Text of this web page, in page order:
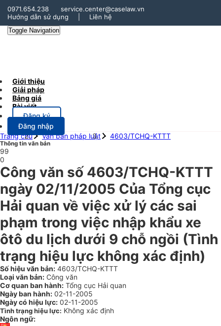
0971.654.238
service.center@caselaw.vn
Hướng dẫn sử dụng
Liên hệ
Toggle Navigation
Giới thiệu
Giải pháp
Bảng giá
Bài viết
Đăng ký
Đăng nhập
Trang chủ
Văn bản pháp luật 4603/TCHQ-KTTT
Thông tin văn bản
99
0
Công văn số 4603/TCHQ-KTTT
ngày 02/11/2005 Của Tổng cục
Hải quan về việc xử lý các sai
phạm trong việc nhập khẩu xe
ôtô du lịch dưới 9 chỗ ngồi (Tình
trạng hiệu lực không xác định)
Số hiệu văn bản: 4603/TCHQ-KTTT
Loại văn bản: Công văn
Cơ quan ban hành: Tổng cục Hải quan
Ngày ban hành: 02-11-2005
Ngày có hiệu lực: 02-11-2005
Tình trạng hiệu lực: Không xác định
Ngôn ngữ: